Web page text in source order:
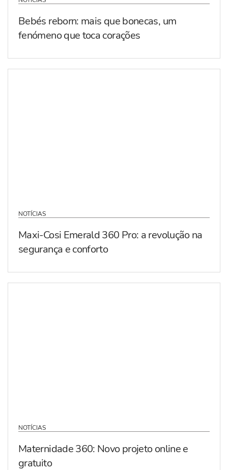
Bebés reborn: mais que bonecas, um
fenómeno que toca corações
NOTÍCIAS
Maxi-Cosi Emerald 360 Pro: a revolução na
segurança e conforto
NOTÍCIAS
Maternidade 360: Novo projeto online e
gratuito